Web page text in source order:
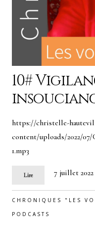
10#
https://christelle-
content/uploads/2022/
1.mp3
Lire 7 juillet 2022
CHRONIQUES "LES
PODCASTS